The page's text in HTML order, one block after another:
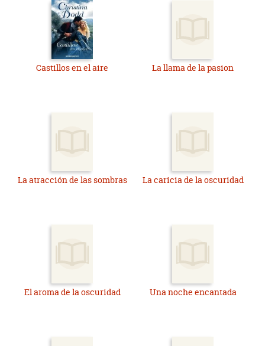
Castillos en el aire La llama de la pasion
La atracción de las sombras La caricia de la oscuridad
El aroma de la oscuridad Una noche encantada